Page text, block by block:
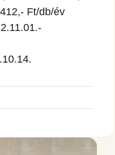
Ft/db/év